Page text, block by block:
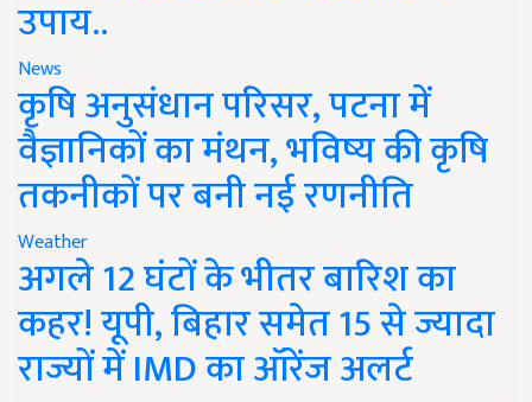
उपाय..
News
कृषि अनुसंधान परिसर, पटना में
वैज्ञानिकों का मंथन, भविष्य की कृषि
तकनीकों पर बनी नई रणनीति
Weather
अगले 12 घंटों के भीतर बारिश का
कहर! यूपी, बिहार समेत 15 से ज्यादा
राज्यों में IMD का ऑरेंज अलर्ट